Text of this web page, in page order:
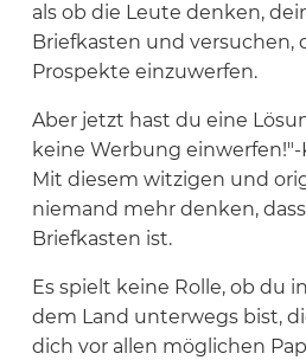
Keine passende
gefunden?
Wunschtext
als ob die Leute denken,
Briefkasten und versuchen,
Prospekte einzuwerfen.
Aber jetzt hast du eine
keine Werbung
Mit diesem witzigen und
niemand mehr denken,
Briefkasten ist.
Es spielt keine Rolle, ob du
dem Land unterwegs bist,
dich vor allen möglichen